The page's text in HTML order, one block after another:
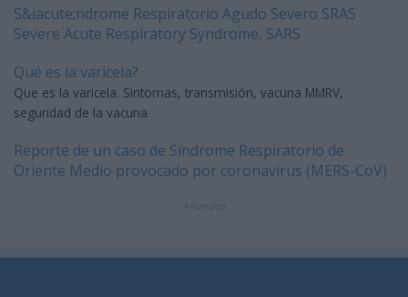
S&iacute;ndrome Respiratorio Agudo Severo SRAS
Severe Acute Respiratory Syndrome, SARS
Qué es la varicela?
Que es la varicela. Sintomas, transmisión, vacuna MMRV,
seguridad de la vacuna
Reporte de un caso de Síndrome Respiratorio de
Oriente Medio provocado por coronavirus (MERS-CoV)